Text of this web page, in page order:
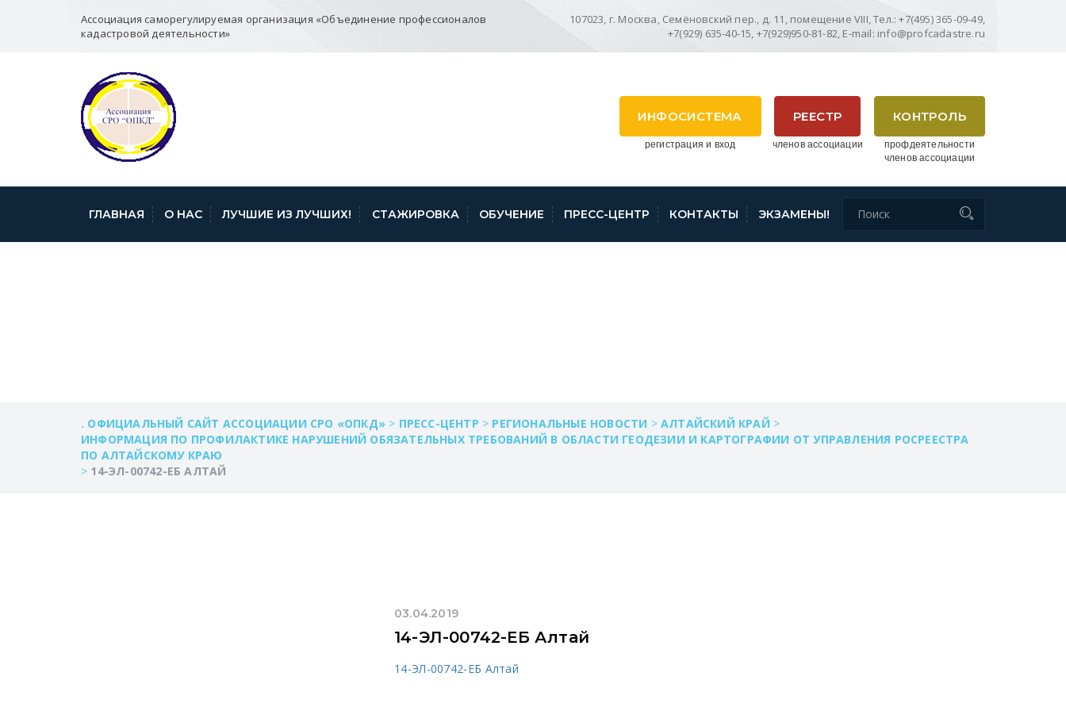
Ассоциация саморегулируемая организация «Объединение профессионалов
кадастровой деятельности»
107023, г. Москва, Семёновский пер., д. 11, помещение VIII, Тел.: +7(495) 365-09-49,
+7(929) 635-40-15, +7(929)950-81-82, E-mail: info@profcadastre.ru
КОНТРОЛЬ
профдеятельности
членов ассоциации
РЕЕСТР
членов ассоциации
ИНФОСИСТЕМА
регистрация и вход
ГЛАВНАЯ О НАС ЛУЧШИЕ ИЗ ЛУЧШИХ! СТАЖИРОВКА ОБУЧЕНИЕ ПРЕСС-ЦЕНТР КОНТАКТЫ ЭКЗАМЕНЫ!
. ОФИЦИАЛЬНЫЙ САЙТ АССОЦИАЦИИ СРО «ОПКД» > ПРЕСС-ЦЕНТР > РЕГИОНАЛЬНЫЕ НОВОСТИ >АЛТАЙСКИЙ КРАЙ >
ИНФОРМАЦИЯ ПО ПРОФИЛАКТИКЕ НАРУШЕНИЙ ОБЯЗАТЕЛЬНЫХ ТРЕБОВАНИЙ В ОБЛАСТИ ГЕОДЕЗИИ И КАРТОГРАФИИ ОТ УПРАВЛЕНИЯ РОСРЕЕСТРА
ПО АЛТАЙСКОМУ КРАЮ
> 14-ЭЛ-00742-ЕБ АЛТАЙ
03.04.2019
14-ЭЛ-00742-ЕБ Алтай
14-ЭЛ-00742-ЕБ Алтай